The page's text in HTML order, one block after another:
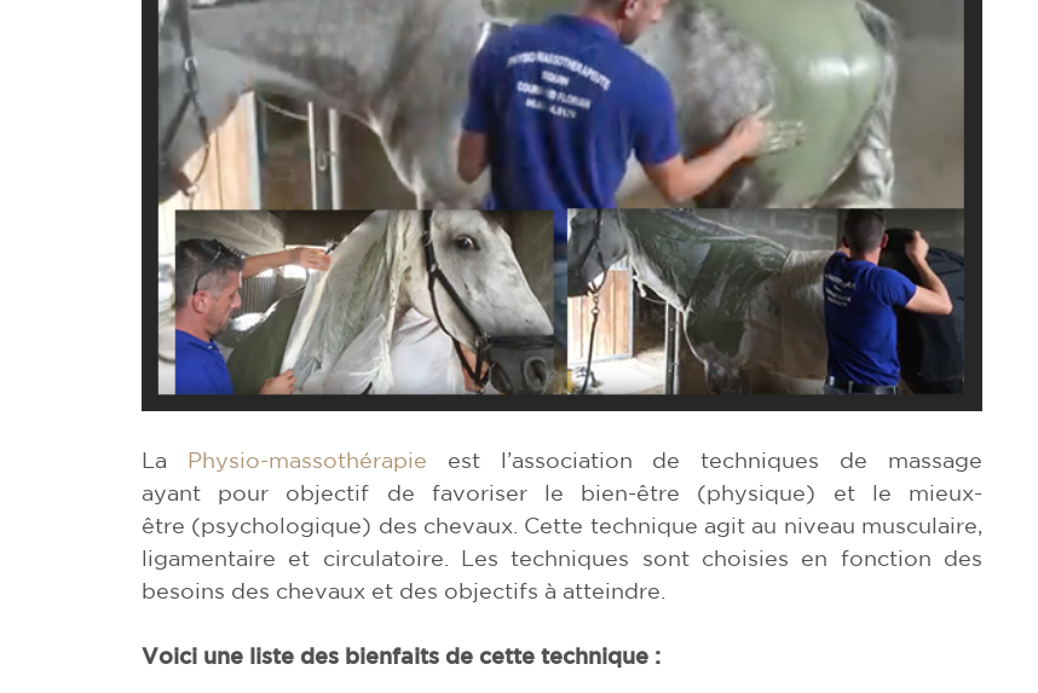
La Physio-massothérapie est l’association de techniques de massage
ayant pour objectif de favoriser le bien-être (physique) et le mieux-
être (psychologique) des chevaux. Cette technique agit au niveau musculaire,
ligamentaire et circulatoire. Les techniques sont choisies en fonction des
besoins des chevaux et des objectifs à atteindre.
Voici une liste des bienfaits de cette technique :